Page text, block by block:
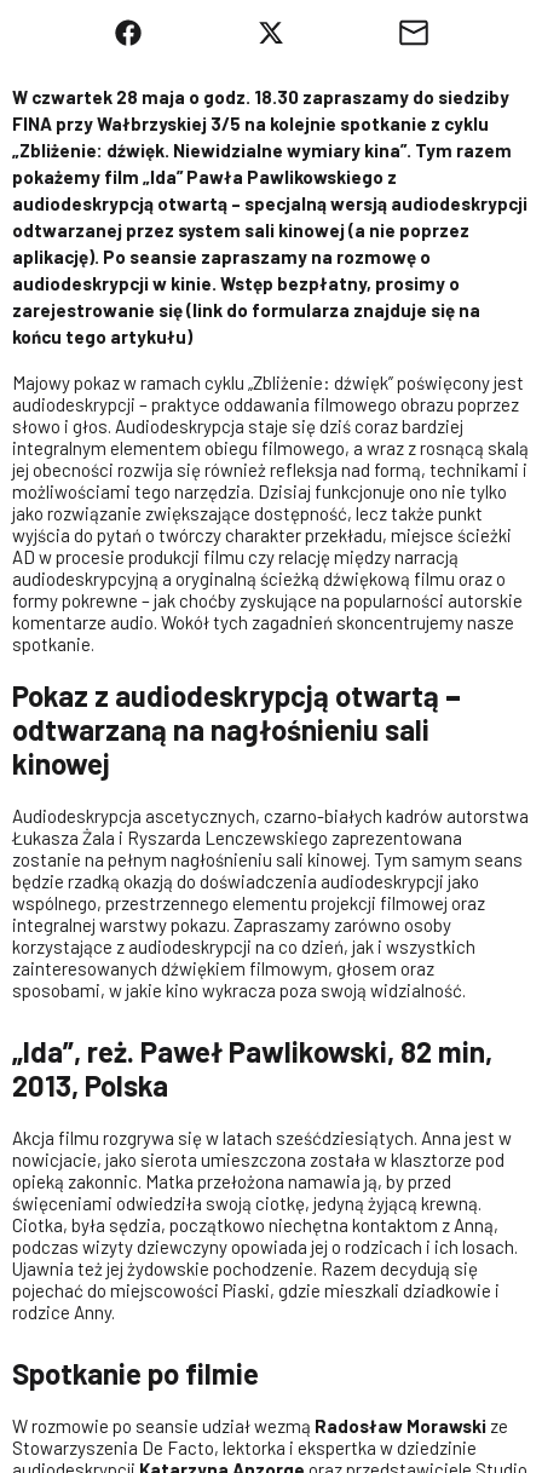
W czwartek 28 maja o godz. 18.30 zapraszamy do siedziby
FINA przy Wałbrzyskiej 3/5 na kolejnie spotkanie z cyklu
„Zbliżenie: dźwięk. Niewidzialne wymiary kina”. Tym razem
pokażemy film „Ida” Pawła Pawlikowskiego z
audiodeskrypcją otwartą – specjalną wersją audiodeskrypcji
odtwarzanej przez system sali kinowej (a nie poprzez
aplikację). Po seansie zapraszamy na rozmowę o
audiodeskrypcji w kinie. Wstęp bezpłatny, prosimy o
zarejestrowanie się (link do formularza znajduje się na
końcu tego artykułu)
Majowy pokaz w ramach cyklu „Zbliżenie: dźwięk” poświęcony jest
audiodeskrypcji – praktyce oddawania filmowego obrazu poprzez
słowo i głos. Audiodeskrypcja staje się dziś coraz bardziej
integralnym elementem obiegu filmowego, a wraz z rosnącą skalą
jej obecności rozwija się również refleksja nad formą, technikami i
możliwościami tego narzędzia. Dzisiaj funkcjonuje ono nie tylko
jako rozwiązanie zwiększające dostępność, lecz także punkt
wyjścia do pytań o twórczy charakter przekładu, miejsce ścieżki
AD w procesie produkcji filmu czy relację między narracją
audiodeskrypcyjną a oryginalną ścieżką dźwiękową filmu oraz o
formy pokrewne – jak choćby zyskujące na popularności autorskie
komentarze audio. Wokół tych zagadnień skoncentrujemy nasze
spotkanie.
Pokaz z audiodeskrypcją otwartą –
odtwarzaną na nagłośnieniu sali
kinowej
Audiodeskrypcja ascetycznych, czarno-białych kadrów autorstwa
Łukasza Żala i Ryszarda Lenczewskiego zaprezentowana
zostanie na pełnym nagłośnieniu sali kinowej. Tym samym seans
będzie rzadką okazją do doświadczenia audiodeskrypcji jako
wspólnego, przestrzennego elementu projekcji filmowej oraz
integralnej warstwy pokazu. Zapraszamy zarówno osoby
korzystające z audiodeskrypcji na co dzień, jak i wszystkich
zainteresowanych dźwiękiem filmowym, głosem oraz
sposobami, w jakie kino wykracza poza swoją widzialność.
„Ida”, reż. Paweł Pawlikowski, 82 min,
2013, Polska
Akcja filmu rozgrywa się w latach sześćdziesiątych. Anna jest w
nowicjacie, jako sierota umieszczona została w klasztorze pod
opieką zakonnic. Matka przełożona namawia ją, by przed
święceniami odwiedziła swoją ciotkę, jedyną żyjącą krewną.
Ciotka, była sędzia, początkowo niechętna kontaktom z Anną,
podczas wizyty dziewczyny opowiada jej o rodzicach i ich losach.
Ujawnia też jej żydowskie pochodzenie. Razem decydują się
pojechać do miejscowości Piaski, gdzie mieszkali dziadkowie i
rodzice Anny.
Spotkanie po filmie
W rozmowie po seansie udział wezmą Radosław Morawski ze
Stowarzyszenia De Facto, lektorka i ekspertka w dziedzinie